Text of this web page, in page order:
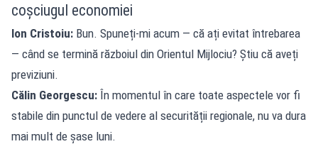
coșciugul economiei
Ion Cristoiu: Bun. Spuneți-mi acum — că ați evitat întrebarea
— când se termină războiul din Orientul Mijlociu? Știu că aveți
previziuni.
Călin Georgescu: În momentul în care toate aspectele vor fi
stabile din punctul de vedere al securității regionale, nu va dura
mai mult de șase luni.